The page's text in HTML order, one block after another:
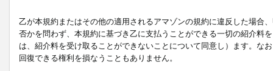
乙が本規約またはその他の適用されるアマゾンの規約に違反した場合
否かを問わず、本規約に基づき乙に支払うことができる一切の紹介料
は、紹介料を受け取ることができないことについて同意し）ます。な
回復できる権利を損なうこともありません。